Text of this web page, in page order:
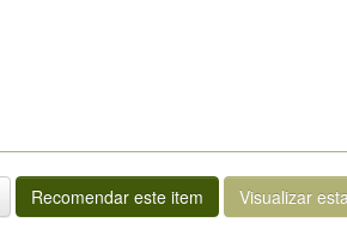
Recomendar este item Visualizar